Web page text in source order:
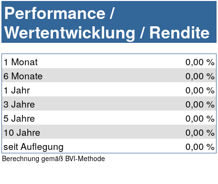
Performance /
Wertentwicklung / Rendite
1 Monat
0,00 %
6 Monate
0,00 %
1 Jahr
0,00 %
3 Jahre
0,00 %
5 Jahre
0,00 %
10 Jahre
0,00 %
seit Auflegung
0,00 %
Berechnung gemäß BVI-Methode